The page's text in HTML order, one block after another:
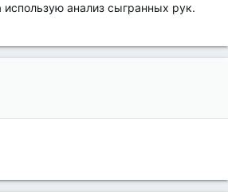
использую анализ сыгранных рук.